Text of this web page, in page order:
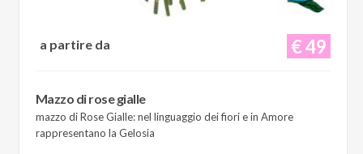
€ 49
a partire da
Mazzo di rose gialle
mazzo di Rose Gialle: nel linguaggio dei fiori e in Amore
rappresentano la Gelosia